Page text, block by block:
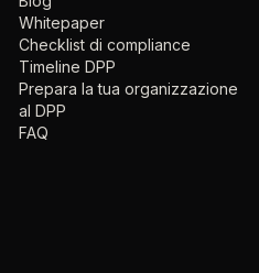
Whitepaper
Checklist di compliance
Timeline DPP
Prepara la tua organizzazione
al DPP
FAQ